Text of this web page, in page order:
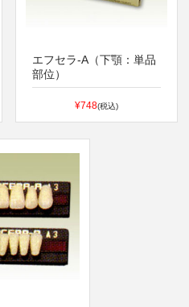
エフセラ-A（下顎：単品
部位）
¥748(税込)